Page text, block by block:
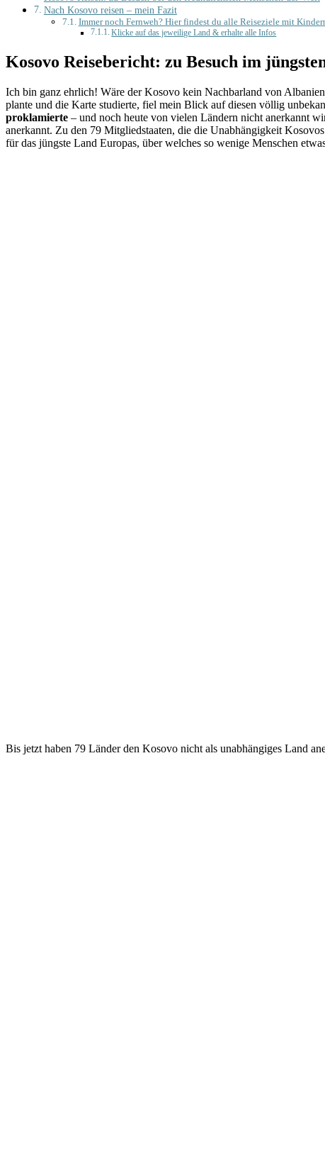
Nach Kosovo reisen – mein Fazit
Immer noch Fernweh? Hier findest du alle Reiseziele mit
Klicke auf das jeweilige Land & erhalte alle Infos
Kosovo Reisebericht: zu Besuch im
Ich bin ganz ehrlich! Wäre der Kosovo kein Nachbarland von
plante und die Karte studierte, fiel mein Blick auf diesen völlig
proklamierte – und noch heute von vielen Ländern nicht anerkannt
anerkannt. Zu den 79 Mitgliedstaaten, die die Unabhängigkeit
für das jüngste Land Europas, über welches so wenige Menschen
Bis jetzt haben 79 Länder den Kosovo nicht als unabhängiges Land